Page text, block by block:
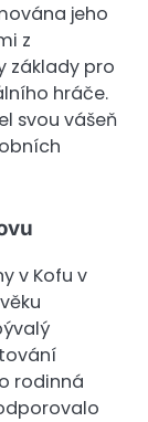
jeho
z
základy pro
hráče.
svou vášeň
v Kofu v
rodinná